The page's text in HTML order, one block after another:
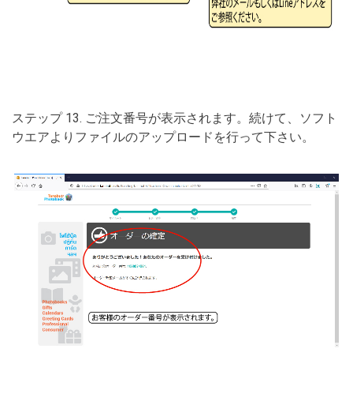
ステップ 13. ご注文番号が表示されます。続けて、ソフト
ウエアよりファイルのアップロードを行って下さい。